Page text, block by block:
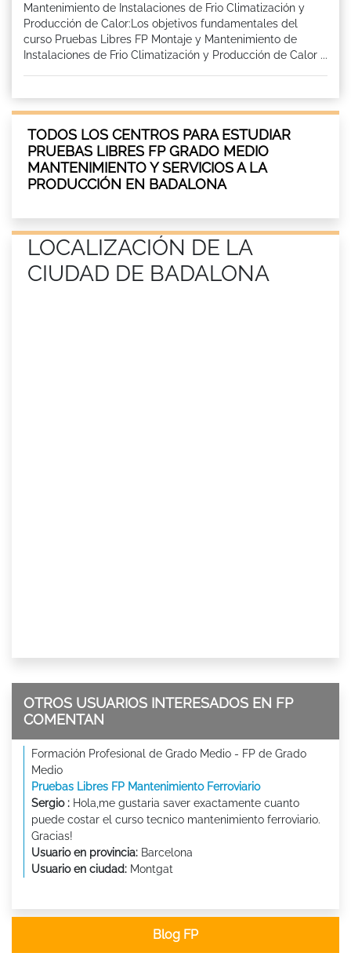
Mantenimiento de Instalaciones de Frio Climatización y
Producción de Calor:Los objetivos fundamentales del
curso Pruebas Libres FP Montaje y Mantenimiento de
Instalaciones de Frio Climatización y Producción de Calor ...
TODOS LOS CENTROS PARA ESTUDIAR
PRUEBAS LIBRES FP GRADO MEDIO
MANTENIMIENTO Y SERVICIOS A LA
PRODUCCIÓN EN BADALONA
LOCALIZACIÓN DE LA
CIUDAD DE BADALONA
OTROS USUARIOS INTERESADOS EN FP
COMENTAN
Formación Profesional de Grado Medio - FP de Grado
Medio
Pruebas Libres FP Mantenimiento Ferroviario
Sergio : Hola,me gustaria saver exactamente cuanto
puede costar el curso tecnico mantenimiento ferroviario.
Gracias!
Usuario en provincia: Barcelona
Usuario en ciudad: Montgat
Blog FP